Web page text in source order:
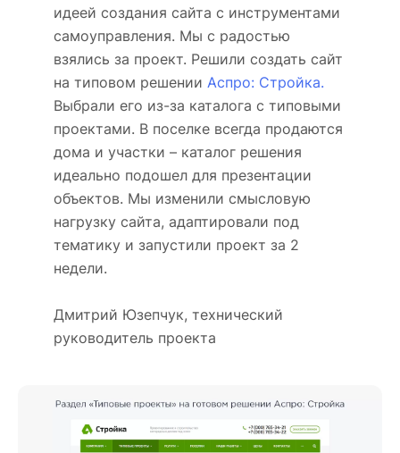
идеей создания сайта с инструментами
самоуправления. Мы с радостью
взялись за проект. Решили создать сайт
на типовом решении Аспро: Стройка.
Выбрали его из-за каталога с типовыми
проектами. В поселке всегда продаются
дома и участки – каталог решения
идеально подошел для презентации
объектов. Мы изменили смысловую
нагрузку сайта, адаптировали под
тематику и запустили проект за 2
недели.
Дмитрий Юзепчук, технический
руководитель проекта